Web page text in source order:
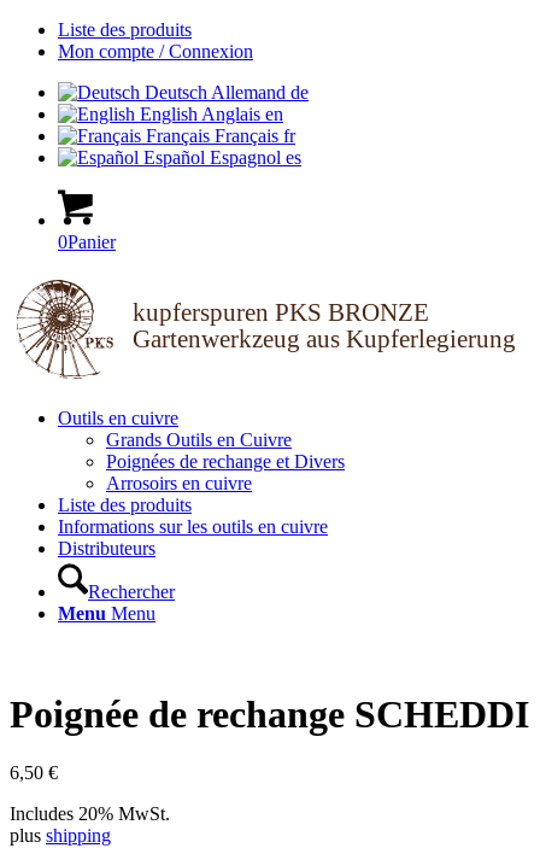
Liste des produits
Mon compte / Connexion
Deutsch Allemand de
English Anglais en
Français Français fr
Español Espagnol es
0Panier
kupferspuren PKS BRONZE
Gartenwerkzeug aus Kupferlegierung
Outils en cuivre
Grands Outils en Cuivre
Poignées de rechange et Divers
Arrosoirs en cuivre
Liste des produits
Informations sur les outils en cuivre
Distributeurs
Rechercher
Menu Menu
Poignée de rechange SCHEDDI
6,50 €
Includes 20% MwSt.
plus shipping